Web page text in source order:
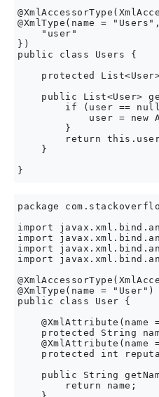
@XmlType(name =
    "user"
})
public class Users {
protected
public List<User>
if (user ==
user = new
        }
return
    }
package
import
import
import
import
@XmlType(name = "User")
public class User {
@XmlAttribute(name
protected String
@XmlAttribute(name
protected int
public String
        return name;